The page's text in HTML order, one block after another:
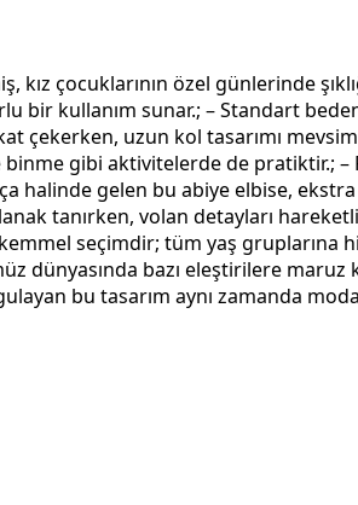
kız çocuklarının özel günlerinde
bir kullanım sunar.; – Standart
çekerken, uzun kol tasarımı
gibi aktivitelerde de pratiktir.; –
halinde gelen bu abiye elbise,
tanırken, volan detayları
seçimdir; tüm yaş
dünyasında bazı eleştirilere
bu tasarım aynı zamanda